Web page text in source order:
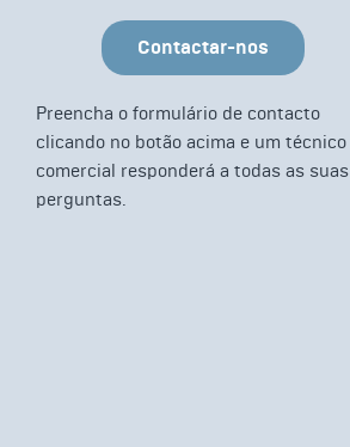
Contactar-nos
Preencha o formulário de contacto
clicando no botão acima e um técnico
comercial responderá a todas as suas
perguntas.